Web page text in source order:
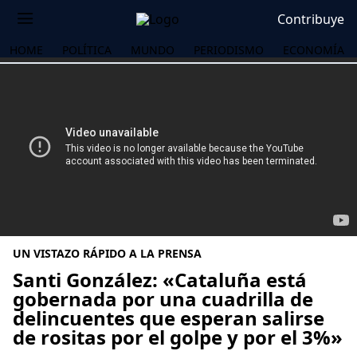
Contribuye
HOME POLÍTICA MUNDO PERIODISMO ECONOMÍA
UN VISTAZO RÁPIDO A LA PRENSA
Santi González: «Cataluña está
gobernada por una cuadrilla de
delincuentes que esperan salirse
de rositas por el golpe y por el 3%»